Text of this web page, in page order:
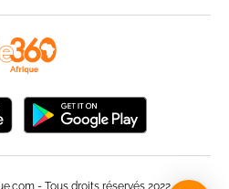
- Tous droits réservés 2022